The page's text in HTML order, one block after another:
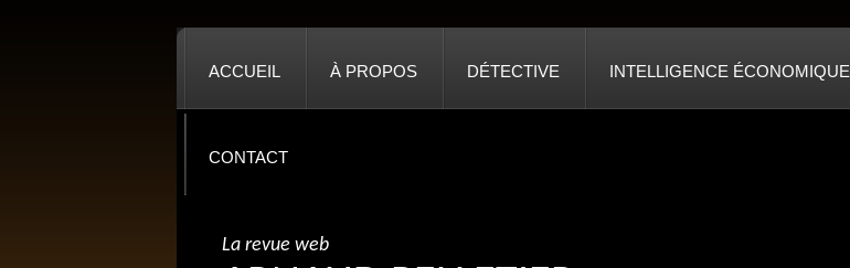
ACCUEIL À PROPOS DÉTECTIVE INTELLIGENCE ÉCONOMIQUE
CONTACT
La revue web